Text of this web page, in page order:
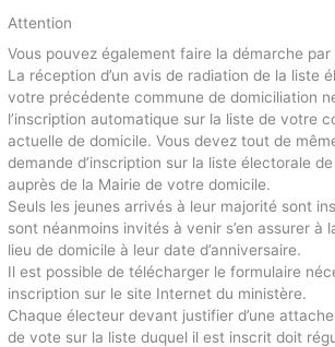
Attention
Vous pouvez également faire la démarche
La réception d’un avis de radiation de la liste
votre précédente commune de domiciliation
l’inscription automatique sur la liste de votre
actuelle de domicile. Vous devez tout de
demande d’inscription sur la liste électorale
auprès de la Mairie de votre domicile.
Seuls les jeunes arrivés à leur majorité sont
sont néanmoins invités à venir s’en assurer à
lieu de domicile à leur date d’anniversaire.
Il est possible de télécharger le formulaire
inscription sur le site Internet du ministère.
Chaque électeur devant justifier d’une
de vote sur la liste duquel il est inscrit doit